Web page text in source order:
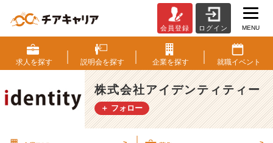
ゃ
あ
い
つ
や
る
会員登録 ログイン MENU
求人を探す 説明会を探す 企業を探す 就職イベント
株式会社アイデンティティー
＋ フォロー